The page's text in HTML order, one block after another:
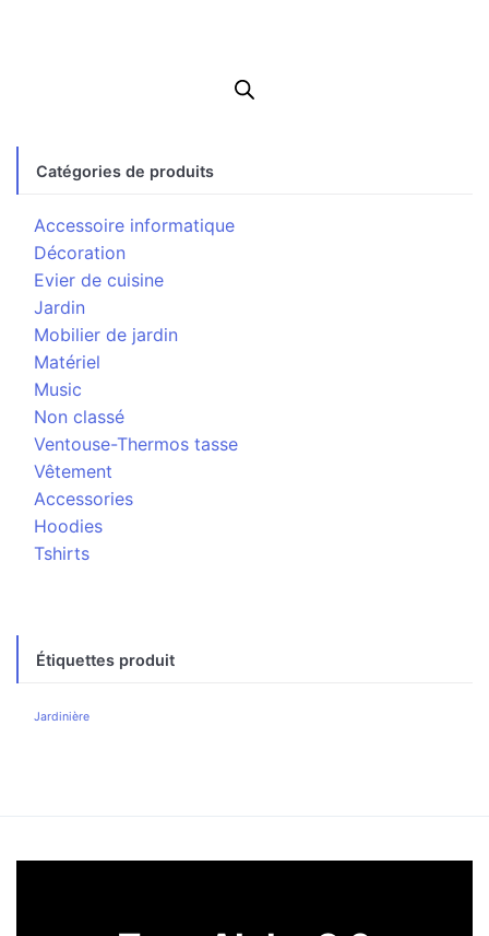
Catégories de produits
Accessoire informatique
Décoration
Evier de cuisine
Jardin
Mobilier de jardin
Matériel
Music
Non classé
Ventouse-Thermos tasse
Vêtement
Accessories
Hoodies
Tshirts
Étiquettes produit
Jardinière